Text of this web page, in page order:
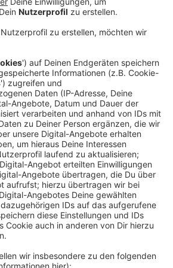
Theater hat sich auf eine Zeit
vorbereitet. Der
abstandssicheren Raum
Das bedeutet: statt der
Plätze gibt es dort nur noch 70
jedem Sitz gibt es 1,5 Meter
Reihe ist komplett gesperrt.
ist gesperrt. Dafür gibt es jetzt
auf der zum Beispiel Lesungen
Auf Dauer kann man Theater
im Gespräch mit Radio Siegen.